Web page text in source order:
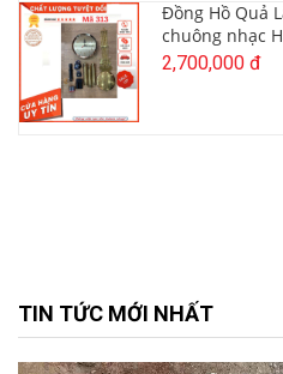
Đồng Hồ Quả
chuông nhạc
2,700,000 đ
TIN TỨC MỚI NHẤT